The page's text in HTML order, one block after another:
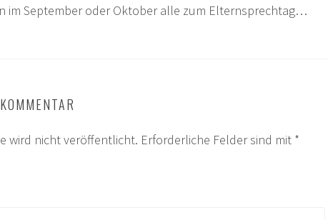
im September oder Oktober alle zum Elternsprechtag…
wird nicht veröffentlicht. Erforderliche Felder sind mit *